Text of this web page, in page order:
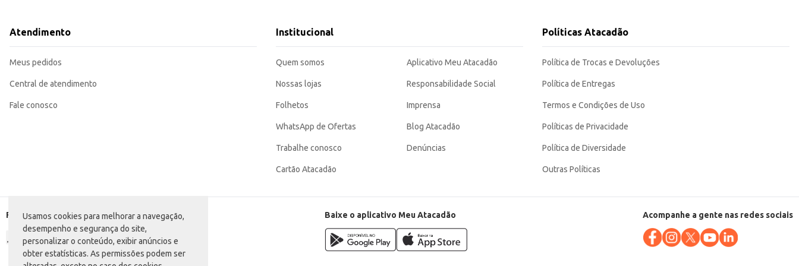
Usamos cookies para melhorar a navegação,
desempenho e segurança do site,
personalizar o conteúdo, exibir anúncios e
obter estatísticas. As permissões podem ser
Atendimento
Meus pedidos
Central de atendimento
Fale conosco
Institucional
Quem somos
Nossas lojas
Folhetos
WhatsApp de Ofertas
Trabalhe conosco
Cartão Atacadão
Aplicativo Meu Atacadão
Responsabilidade Social
Imprensa
Blog Atacadão
Denúncias
Políticas Atacadão
Política de Trocas e Devoluções
Política de Entregas
Termos e Condições de Uso
Políticas de Privacidade
Política de Diversidade
Outras Políticas
Formas de pagamento Baixe o aplicativo Meu Atacadão Acompanhe a gente nas redes sociais